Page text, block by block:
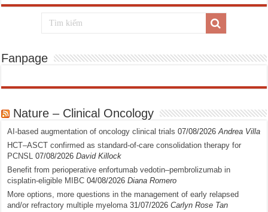
Fanpage
Nature – Clinical Oncology
AI-based augmentation of oncology clinical trials 07/08/2026 Andrea Villa
HCT–ASCT confirmed as standard-of-care consolidation therapy for
PCNSL 07/08/2026 David Killock
Benefit from perioperative enfortumab vedotin–pembrolizumab in
cisplatin-eligible MIBC 04/08/2026 Diana Romero
More options, more questions in the management of early relapsed
and/or refractory multiple myeloma 31/07/2026 Carlyn Rose Tan